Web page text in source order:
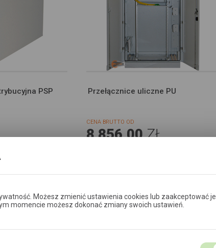
Możesz zmienić ustawienia cookies lub zaakceptować je
momencie możesz dokonać zmiany swoich ustawień.
PSP Przełącznice uliczne PU
CENA BRUTTO OD
8 856,00ZŁ